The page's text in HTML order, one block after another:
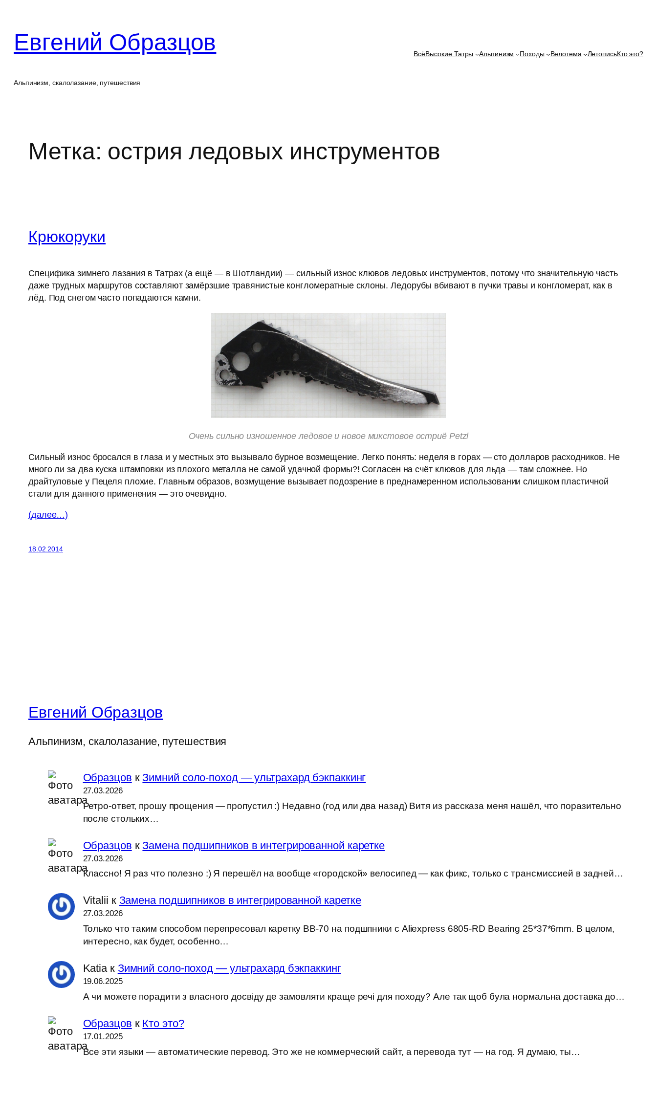
содержимому
Евгений Образцов
Альпинизм, скалолазание, путешествия
ВсёВысокие Татры Альпинизм Походы Велотема ЛетописьКто это?
Метка: острия ледовых инструментов
Крюкоруки
Специфика зимнего лазания в Татрах (а ещё — в Шотландии) — сильный износ клювов ледовых инструментов, потому что значительную часть
даже трудных маршрутов составляют замёрзшие травянистые конгломератные склоны. Ледорубы вбивают в пучки травы и конгломерат, как в
лёд. Под снегом часто попадаются камни.
Очень сильно изношенное ледовое и новое микстовое остриё Petzl
Сильный износ бросался в глаза и у местных это вызывало бурное возмещение. Легко понять: неделя в горах — сто долларов расходников. Не
много ли за два куска штамповки из плохого металла не самой удачной формы?! Согласен на счёт клювов для льда — там сложнее. Но
драйтуловые у Пецеля плохие. Главным образов, возмущение вызывает подозрение в преднамеренном использовании слишком пластичной
стали для данного применения — это очевидно.
(далее…)
18.02.2014
Евгений Образцов
Альпинизм, скалолазание, путешествия
Образцов к Зимний соло-поход — ультрахард бэкпаккинг
27.03.2026
Ретро-ответ, прошу прощения — пропустил :) Недавно (год или два назад) Витя из рассказа меня нашёл, что поразительно
после стольких…
Образцов к Замена подшипников в интегрированной каретке
27.03.2026
Классно! Я раз что полезно :) Я перешёл на вообще «городской» велосипед — как фикс, только с трансмиссией в задней…
Vitalii к Замена подшипников в интегрированной каретке
27.03.2026
Только что таким способом перепресовал каретку BB-70 на подшпники с Aliexpress 6805-RD Bearing 25*37*6mm. В целом,
интересно, как будет, особенно…
Katiaк Зимний соло-поход — ультрахард бэкпаккинг
19.06.2025
А чи можете порадити з власного досвіду де замовляти краще речі для походу? Але так щоб була нормальна доставка до…
Образцов к Кто это?
17.01.2025
Все эти языки — автоматические перевод. Это же не коммерческий сайт, а перевода тут — на год. Я думаю, ты…